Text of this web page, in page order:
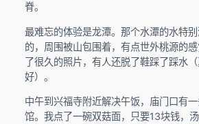
脊。
最难忘的体验是龙潭。那个水潭的水特
的，周围被山包围着，有点世外桃源的
了很久的照片，有人还脱了鞋踩了踩水
好）。
中午到兴福寺附近解决午饭，庙门口有
馆。我点了一碗双菇面，只要13块钱，